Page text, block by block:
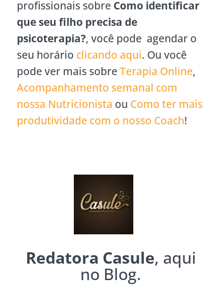
profissionais sobre Como identificar
que seu filho precisa de
psicoterapia?, você pode agendar o
seu horário clicando aqui. Ou você
pode ver mais sobre Terapia Online,
Acompanhamento semanal com
nossa Nutricionista ou Como ter mais
produtividade com o nosso Coach!
Redatora Casule, aqui
no Blog.